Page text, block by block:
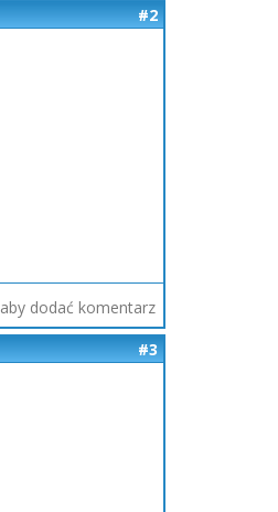
#2
aby dodać komentarz
#3